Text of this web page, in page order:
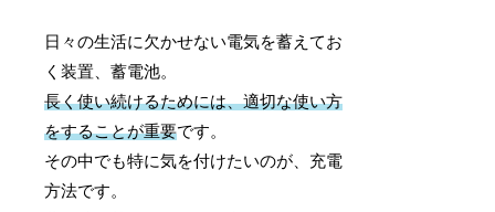
日々の生活に欠かせない電気を蓄えてお
く装置、蓄電池。
長く使い続けるためには、適切な使い方
をすることが重要です。
その中でも特に気を付けたいのが、充電
方法です。